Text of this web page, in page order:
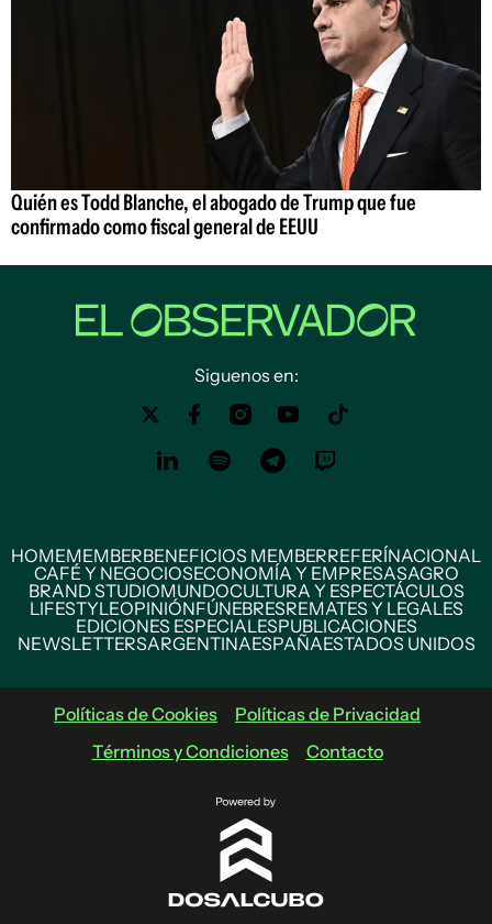
Quién es Todd Blanche, el abogado de Trump que fue
confirmado como fiscal general de EEUU
Siguenos en:
HOMEMEMBERBENEFICIOS MEMBERREFERÍNACIONAL
CAFÉ Y NEGOCIOSECONOMÍA Y EMPRESASAGRO
BRAND STUDIOMUNDOCULTURA Y ESPECTÁCULOS
LIFESTYLEOPINIÓNFÚNEBRESREMATES Y LEGALES
EDICIONES ESPECIALESPUBLICACIONES
NEWSLETTERSARGENTINAESPAÑAESTADOS UNIDOS
Políticas de Cookies
Políticas de Privacidad
Términos y Condiciones
Contacto